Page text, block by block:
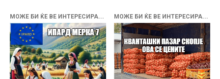
МОЖЕ БИ ЌЕ ВЕ ИНТЕРЕСИРА... МОЖЕ БИ ЌЕ ВЕ ИНТЕРЕСИРА...